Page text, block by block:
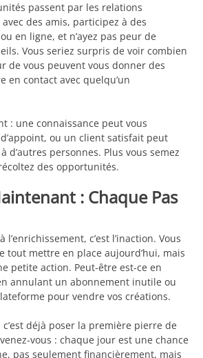
passent par les relations
des amis, participez à des
en ligne, et n’ayez pas peur de
Vous seriez surpris de voir combien
de vous peuvent vous donner des
en contact avec quelqu’un
: une connaissance peut vous
ou un client satisfait peut
d’autres personnes. Plus vous semez
des opportunités.
: Chaque Pas
c’est l’inaction. Vous
tout mettre en place aujourd’hui, mais
petite action. Peut-être est-ce en
annulant un abonnement inutile ou
pour vendre vos créations.
déjà poser la première pierre de
vous : chaque jour est une chance
pas seulement financièrement, mais